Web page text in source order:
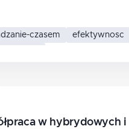
czasem efektywnosc
w hybrydowych i